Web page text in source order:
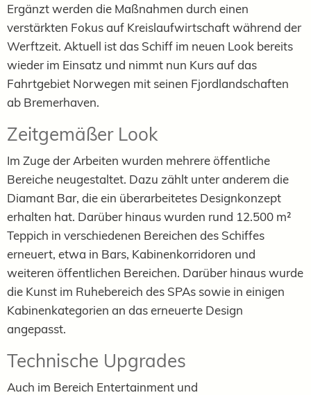
Ergänzt werden die Maßnahmen durch einen
verstärkten Fokus auf Kreislaufwirtschaft während der
Werftzeit. Aktuell ist das Schiff im neuen Look bereits
wieder im Einsatz und nimmt nun Kurs auf das
Fahrtgebiet Norwegen mit seinen Fjordlandschaften
ab Bremerhaven.
Zeitgemäßer Look
Im Zuge der Arbeiten wurden mehrere öffentliche
Bereiche neugestaltet. Dazu zählt unter anderem die
Diamant Bar, die ein überarbeitetes Designkonzept
erhalten hat. Darüber hinaus wurden rund 12.500 m²
Teppich in verschiedenen Bereichen des Schiffes
erneuert, etwa in Bars, Kabinenkorridoren und
weiteren öffentlichen Bereichen. Darüber hinaus wurde
die Kunst im Ruhebereich des SPAs sowie in einigen
Kabinenkategorien an das erneuerte Design
angepasst.
Technische Upgrades
Auch im Bereich Entertainment und